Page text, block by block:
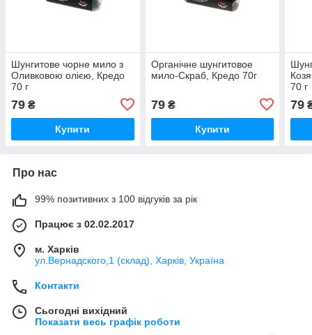
Шунгитове чорне мило з
Оливковою олією, Кредо
70 г
79 ₴
Купити
Органічне шунгитовое
мило-Скраб, Кредо 70г
79₴
Купити
70 г
79
Про нас
99% позитивних з 100 відгуків за рік
Працює з 02.02.2017
м. Харків
ул.Вернадского,1 (склад), Харків, Україна
Контакти
Сьогодні вихідний
Показати весь графік роботи